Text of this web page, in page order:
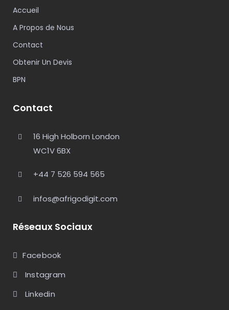
Accueil
A Propos de Nous
Contact
Obtenir Un Devis
BPN
Contact
16 High Holborn London
WC1V 6BX
+44 7 526 594 565
infos@afrigodigit.com
Réseaux Sociaux
Facebook
Instagram
Linkedin